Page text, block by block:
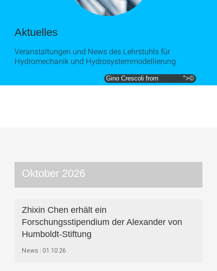
Gino Crescoli from ">©
Aktuelles
Veranstaltungen und News des Lehrstuhls für
Hydromechanik und Hydrosystemmodellierung
Oktober 2026
Zhixin Chen erhält ein
Forschungsstipendium der Alexander von
Humboldt-Stiftung
News 01.10.26